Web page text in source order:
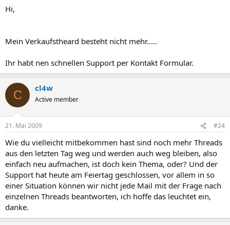
Hi,
Mein Verkaufstheard besteht nicht mehr.....
Ihr habt nen schnellen Support per Kontakt Formular.
C cl4w
Active member
21. Mai 2009 #24
Wie du vielleicht mitbekommen hast sind noch mehr Threads
aus den letzten Tag weg und werden auch weg bleiben, also
einfach neu aufmachen, ist doch kein Thema, oder? Und der
Support hat heute am Feiertag geschlossen, vor allem in so
einer Situation können wir nicht jede Mail mit der Frage nach
einzelnen Threads beantworten, ich hoffe das leuchtet ein,
danke.